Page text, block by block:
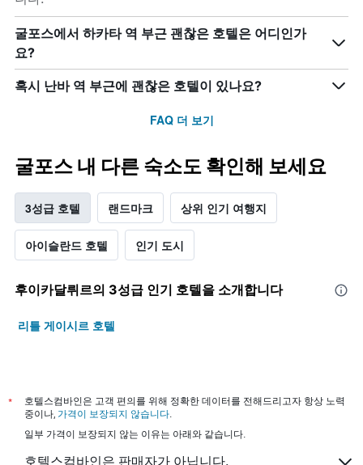
굴포스에서 하카타 역 부근 괜찮은 호텔은 어디인가
요?
혹시 난바 역 부근에 괜찮은 호텔이 있나요?
FAQ 더 보기
굴포스 내 다른 숙소도 확인해 보세요
3성급 호텔 랜드마크 상위 인기 여행지
아이슬란드 호텔 인기 도시
후이카달뤼르​의 3​성급 인기 호텔을 소개합니다
리틀 게이시르 호텔
*
호텔스컴바인은 고객 편의를 위해 정확한 데이터를 전해드리고자 항상 노력
중이나, 가격이 보장되지 않습니다.
일부 가격이 보장되지 않는 이유는 아래와 같습니다.
호텔스컴바인은 판매자가 아닙니다.